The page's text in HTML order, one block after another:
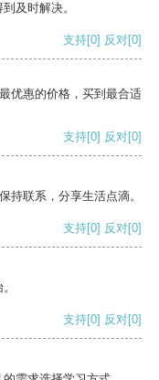
及时解决。
支持[0] 反对[0]
优惠的价格，买到最合适
支持[0] 反对[0]
持联系，分享生活点滴。
支持[0] 反对[0]
支持[0] 反对[0]